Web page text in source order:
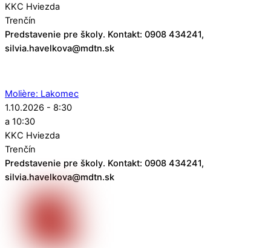
KKC Hviezda
Trenčín
Predstavenie pre školy. Kontakt: 0908 434241,
silvia.havelkova@mdtn.sk
Molière: Lakomec
1.10.2026 - 8:30
a 10:30
KKC Hviezda
Trenčín
Predstavenie pre školy. Kontakt: 0908 434241,
silvia.havelkova@mdtn.sk